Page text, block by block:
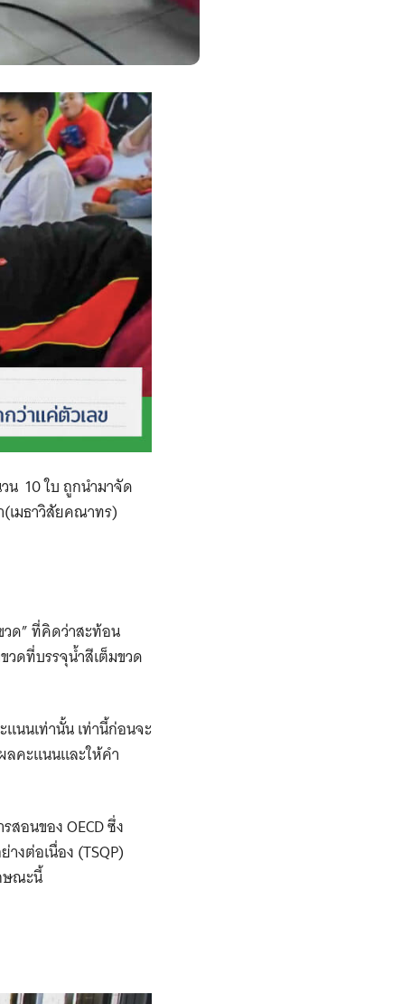
น 10 ใบ ถูกนำมาจัด
(เมธาวิสัยคณาทร)
วด” ที่คิดว่าสะท้อน
วดที่บรรจุน้ำสีเต็มขวด
นนเท่านั้น เท่านี้​ก่อนจะ
ลคะแนนและให้คำ
สอนของ OECD ซึ่ง​
งต่อเนื่อง (TSQP)
ษณะนี้